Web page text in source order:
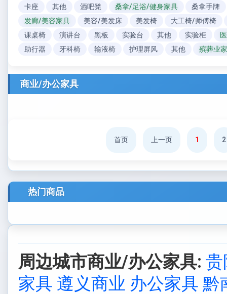
卡座
其他 酒吧凳 桑拿/足浴/健身家具
桑拿手牌
发廊/美容家具
美容/美发床 美发椅
大工椅/师傅椅
课桌椅
演讲台 黑板 实验台 其他 实验柜
助行器
牙科椅 输液椅 护理屏风 其他 殡葬业
商业/办公家具
首页 上一页 1 2
热门商品
周边城市商业/办公家具: 贵
家具 遵义商业 办公家具 黔